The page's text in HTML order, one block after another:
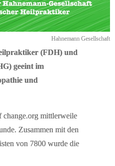
Hahnemann Gesellschaft
(FDH) und
geeint im
und
change.org mittlerweile
Zusammen mit den
von 7800 wurde die